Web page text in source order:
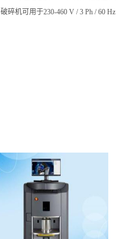
破碎机可用于230-460 V / 3 Ph / 60